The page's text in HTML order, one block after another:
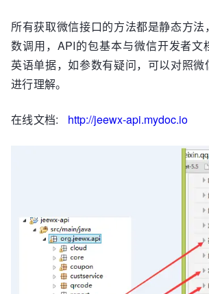
所有获取微信接口的方法都是静态方
数调用，API的包基本与微信开发者文
英语单据，如参数有疑问，可以对照
进行理解。
在线文档: http://jeewx-api.mydoc.io